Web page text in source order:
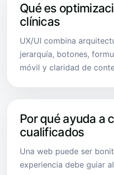
Qué es
clínicas
UX/UI combina
jerarquía, botones,
móvil y claridad de
Por qué ayuda a
cualificados
Una web puede ser
experiencia debe guiar